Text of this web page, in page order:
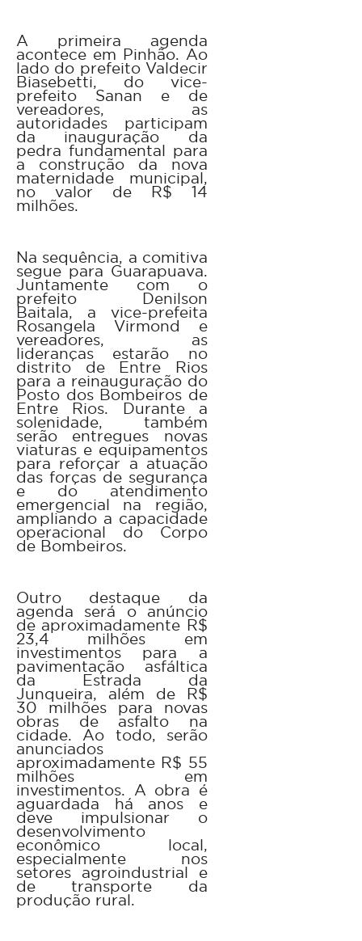
A primeira agenda
acontece em Pinhão. Ao
lado do prefeito Valdecir
Biasebetti, do vice-
prefeito Sanan e de
vereadores, as
autoridades participam
da inauguração da
pedra fundamental para
a construção da nova
maternidade municipal,
no valor de R$ 14
milhões.
Na sequência, a comitiva
segue para Guarapuava.
Juntamente com o
prefeito Denilson
Baitala, a vice-prefeita
Rosangela Virmond e
vereadores, as
lideranças estarão no
distrito de Entre Rios
para a reinauguração do
Posto dos Bombeiros de
Entre Rios. Durante a
solenidade, também
serão entregues novas
viaturas e equipamentos
para reforçar a atuação
das forças de segurança
e do atendimento
emergencial na região,
ampliando a capacidade
operacional do Corpo
de Bombeiros.
Outro destaque da
agenda será o anúncio
de aproximadamente R$
23,4 milhões em
investimentos para a
pavimentação asfáltica
da Estrada da
Junqueira, além de R$
30 milhões para novas
obras de asfalto na
cidade. Ao todo, serão
anunciados
aproximadamente R$ 55
milhões em
investimentos. A obra é
aguardada há anos e
deve impulsionar o
desenvolvimento
econômico local,
especialmente nos
setores agroindustrial e
de transporte da
produção rural.